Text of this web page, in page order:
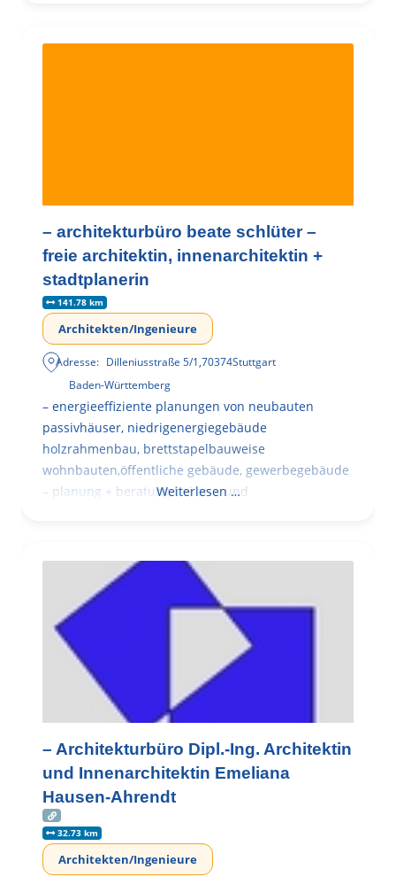
– architekturbüro beate schlüter –
freie architektin, innenarchitektin +
stadtplanerin
141.78 km
Architekten/Ingenieure
Adresse: Dilleniusstraße 5/1,70374Stuttgart
Baden-Württemberg
– energieeffiziente planungen von neubauten
passivhäuser, niedrigenergiegebäude
holzrahmenbau, brettstapelbauweise
wohnbauten,öffentliche gebäude, gewerbegebäude
– planung + beratung bei an – und
Weiterlesen …
– Architekturbüro Dipl.-Ing. Architektin
und Innenarchitektin Emeliana
Hausen-Ahrendt
32.73 km
Architekten/Ingenieure